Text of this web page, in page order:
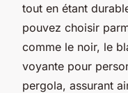
tout en étant
pouvez choisir
comme le noir, le
voyante pour
pergola, assurant